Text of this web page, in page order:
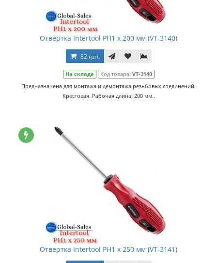
Отвертка Intertool PH1 х 200 мм (VT-3140)
82 грн.
На складе Код товара: VT-3140
Предназначена для монтажа и демонтажа резьбовых соединений.
Крестовая. Рабочая длина: 200 мм..
Отвертка Intertool PH1 х 250 мм (VT-3141)